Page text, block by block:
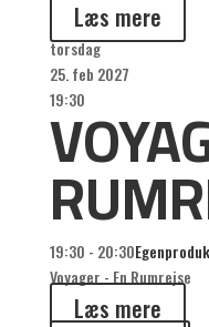
Læs mere
torsdag
25. feb 2027
19:30
19:30 - 20:30
Voyager - En Rumrejse
Læs mere